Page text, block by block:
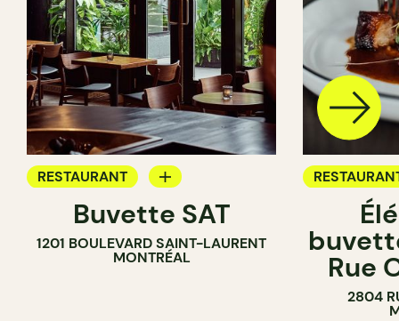
RESTAURANT
BAR À VIN
BAR À COCKTAIL
Buvette SAT
1201 BOULEVARD SAINT-LAURENT
MONTRÉAL
BAR À VIN
BAR À
Rue
2804